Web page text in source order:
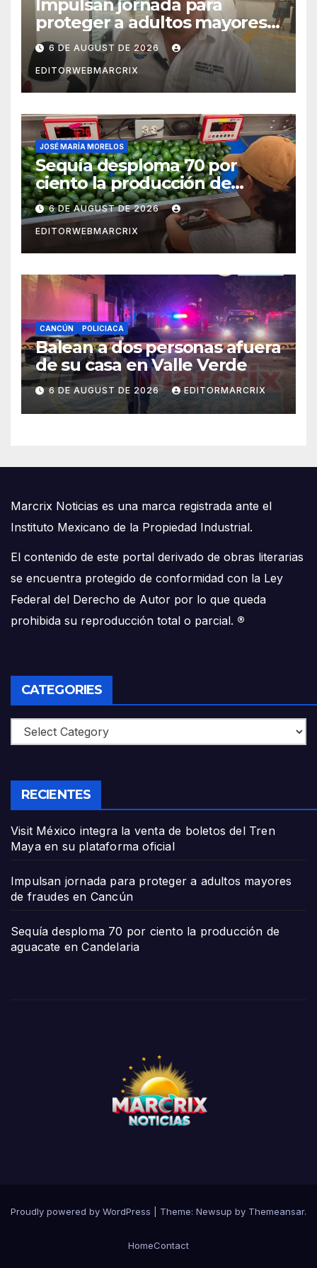
Impulsan jornada para
proteger a adultos mayores
de fraudes en Cancún
6 DE AUGUST DE 2026
EDITORWEBMARCRIX
JOSÉ MARÍA MORELOS
Sequía desploma 70 por
ciento la producción de
aguacate en Candelaria
6 DE AUGUST DE 2026
EDITORWEBMARCRIX
CANCÚN POLICIACA
Balean a dos personas afuera
de su casa en Valle Verde
6 DE AUGUST DE 2026 EDITORMARCRIX
Marcrix Noticias es una marca registrada ante el
Instituto Mexicano de la Propiedad Industrial.
El contenido de este portal derivado de obras literarias
se encuentra protegido de conformidad con la Ley
Federal del Derecho de Autor por lo que queda
prohibida su reproducción total o parcial. ®
CATEGORIES
Categories
RECIENTES
Visit México integra la venta de boletos del Tren
Maya en su plataforma oficial
Impulsan jornada para proteger a adultos mayores
de fraudes en Cancún
Sequía desploma 70 por ciento la producción de
aguacate en Candelaria
Proudly powered by WordPress Theme: Newsup by Themeansar.
HomeContact